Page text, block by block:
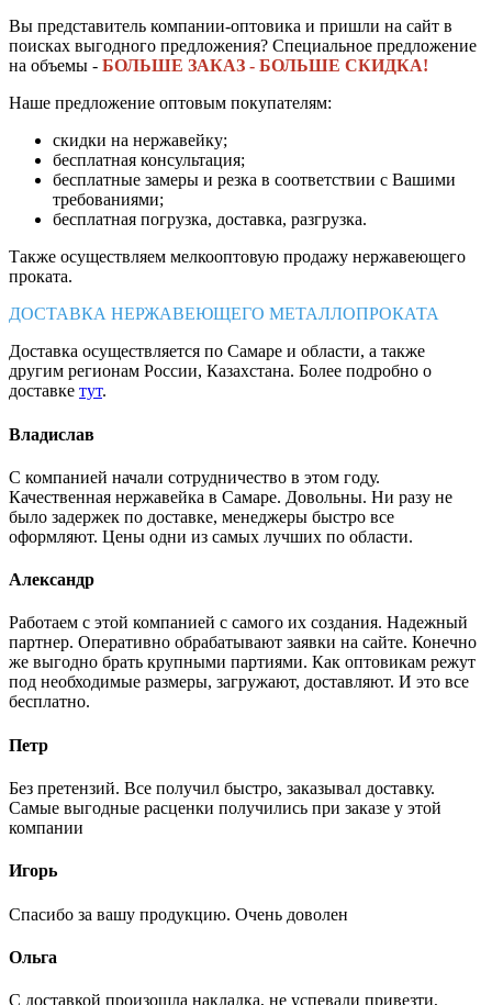
Вы представитель компании-оптовика и пришли на сайт в
поисках выгодного предложения? Специальное предложение
на объемы - БОЛЬШЕ ЗАКАЗ - БОЛЬШЕ СКИДКА!
Наше предложение оптовым покупателям:
скидки на нержавейку;
бесплатная консультация;
бесплатные замеры и резка в соответствии с Вашими
требованиями;
бесплатная погрузка, доставка, разгрузка.
Также осуществляем мелкооптовую продажу нержавеющего
проката.
ДОСТАВКА НЕРЖАВЕЮЩЕГО МЕТАЛЛОПРОКАТА
Доставка осуществляется по Самаре и области, а также
другим регионам России, Казахстана. Более подробно о
доставке тут.
Владислав
С компанией начали сотрудничество в этом году.
Качественная нержавейка в Самаре. Довольны. Ни разу не
было задержек по доставке, менеджеры быстро все
оформляют. Цены одни из самых лучших по области.
Александр
Работаем с этой компанией с самого их создания. Надежный
партнер. Оперативно обрабатывают заявки на сайте. Конечно
же выгодно брать крупными партиями. Как оптовикам режут
под необходимые размеры, загружают, доставляют. И это все
бесплатно.
Петр
Без претензий. Все получил быстро, заказывал доставку.
Самые выгодные расценки получились при заказе у этой
компании
Игорь
Спасибо за вашу продукцию. Очень доволен
Ольга
С доставкой произошла накладка, не успевали привезти,